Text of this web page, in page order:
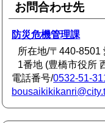
お問合わせ先
防災危機管理課
所在地/〒440-8501
1番地 (豊橋市役所
電話番号/0532-51-